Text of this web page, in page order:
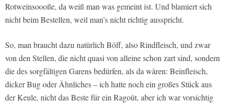
Rotweinsoooße, da weiß man was gemeint ist. Und blamiert sich
nicht beim Bestellen, weil man’s nicht richtig ausspricht.
So, man braucht dazu natürlich Böff, also Rindfleisch, und zwar
von den Stellen, die nicht quasi von alleine schon zart sind, sondern
die des sorgfältigen Garens bedürfen, als da wären: Beinfleisch,
dicker Bug oder Ähnliches – ich hatte noch ein großes Stück aus
der Keule, nicht das Beste für ein Ragoût, aber ich war vorsichtig